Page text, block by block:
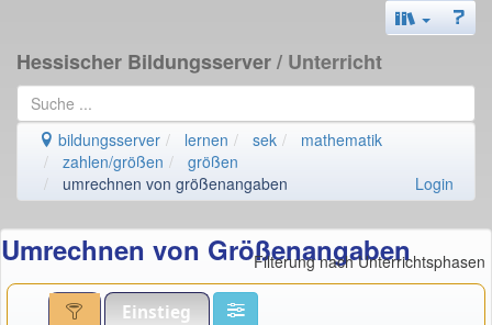
Hessischer Bildungsserver/ Unterricht
bildungsserver lernen sek
mathematik
zahlen/größen
größen
umrechnen von größenangaben
Login
Umrechnen von Größenangaben
Filterung nach Unterrichtsphasen
Einstieg